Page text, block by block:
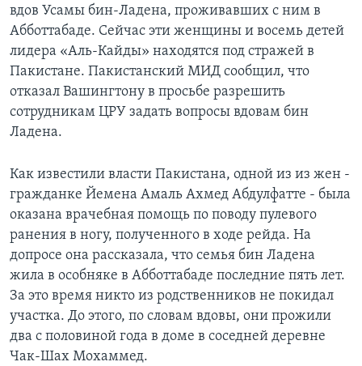
вдов Усамы бин-Ладена, проживавших с ним в
Абботтабаде. Сейчас эти женщины и восемь детей
лидера «Аль-Кайды» находятся под стражей в
Пакистане. Пакистанский МИД сообщил, что
отказал Вашингтону в просьбе разрешить
сотрудникам ЦРУ задать вопросы вдовам бин
Ладена.
Как известили власти Пакистана, одной из из жен -
гражданке Йемена Амаль Ахмед Абдулфатте - была
оказана врачебная помощь по поводу пулевого
ранения в ногу, полученного в ходе рейда. На
допросе она рассказала, что семья бин Ладена
жила в особняке в Абботтабаде последние пять лет.
За это время никто из родственников не покидал
участка. До этого, по словам вдовы, они прожили
два с половиной года в доме в соседней деревне
Чак-Шах Мохаммед.